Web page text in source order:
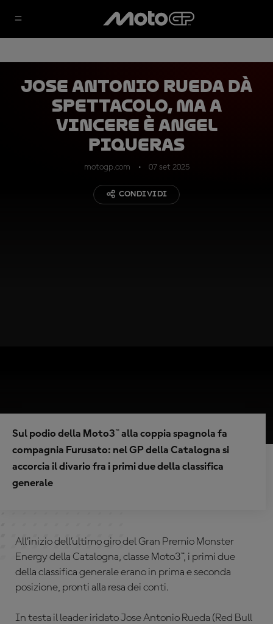
Jose Antonio Rueda dà
spettacolo, ma a
vincere è Angel
Piqueras
motogp.com 07 set 2025
CONDIVIDI
Sul podio della Moto3™ alla coppia spagnola fa
compagnia Furusato: nel GP della Catalogna si
accorcia il divario fra i primi due della classifica
generale
All’inizio dell’ultimo giro del Gran Premio Monster
Energy della Catalogna, classe Moto3™, i primi due
della classifica generale erano in prima e seconda
posizione, pronti alla resa dei conti.
In testa il leader iridato Jose Antonio Rueda (Red Bull